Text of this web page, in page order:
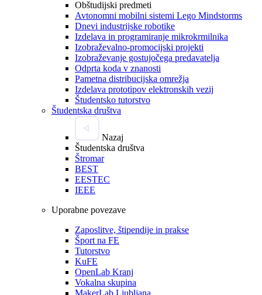
Obštudijski predmeti
Avtonomni mobilni sistemi Lego Mindstorms
Dnevi industrijske robotike
Izdelava in programiranje mikrokrmilnika
Izobraževalno-promocijski projekti
Izobraževanje gostujočega predavatelja
Odprta koda v znanosti
Pametna distribucijska omrežja
Izdelava prototipov elektronskih vezij
Študentsko tutorstvo
Študentska društva
Nazaj
Študentska društva
Štromar
BEST
EESTEC
IEEE
Uporabne povezave
Zaposlitve, štipendije in prakse
Šport na FE
Tutorstvo
KuFE
OpenLab Kranj
Vokalna skupina
MakerLab Ljubljana